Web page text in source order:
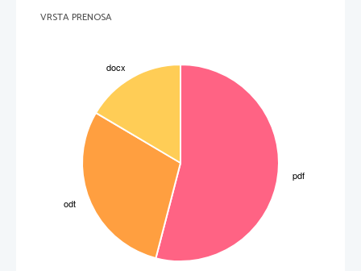
Vincente Van Gogh: Hiša 1888
Pokažejo   tri   različne   svetle   ploskve   in   tri
VRSTA PRENOSA